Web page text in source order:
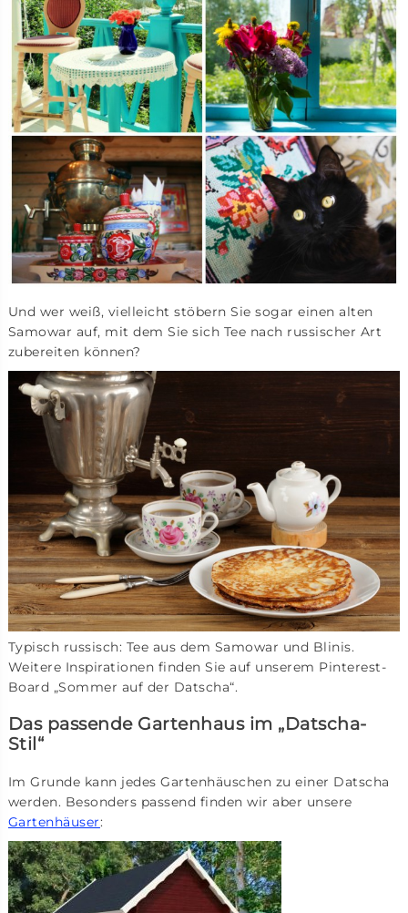
Und wer weiß, vielleicht stöbern Sie sogar einen alten
Samowar auf, mit dem Sie sich Tee nach russischer Art
zubereiten können?
Typisch russisch: Tee aus dem Samowar und Blinis.
Weitere Inspirationen finden Sie auf unserem Pinterest-
Board „Sommer auf der Datscha“.
Das passende Gartenhaus im „Datscha-
Stil“
Im Grunde kann jedes Gartenhäuschen zu einer Datscha
werden. Besonders passend finden wir aber unsere
Gartenhäuser: